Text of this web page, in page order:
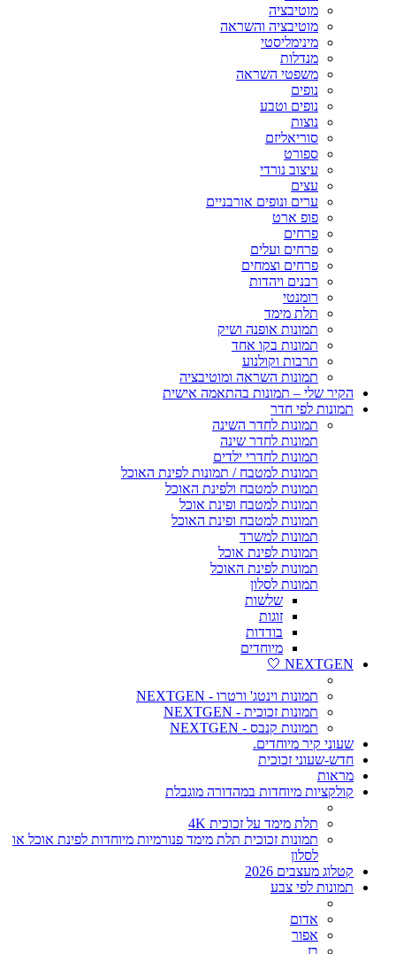
מוטיבציה
מוטיבציה והשראה
מינימליסטי
מנדלות
משפטי השראה
נופים
נופים וטבע
נוצות
סוריאליזם
ספורט
עיצוב נורדי
עצים
ערים ונופים אורבניים
פופ ארט
פרחים
פרחים ועלים
פרחים וצמחים
רבנים ויהדות
רומנטי
תלת מימד
תמונות אופנה ושיק
תמונות בקו אחד
תרבות וקולנוע
תמונות השראה ומוטיבציה
הקיר שלי – תמונות בהתאמה אישית
תמונות לפי חדר
תמונות לחדר השינה
תמונות לחדר שינה
תמונות לחדרי ילדים
תמונות למטבח / תמונות לפינת האוכל
תמונות למטבח ולפינת האוכל
תמונות למטבח ופינת אוכל
תמונות למטבח ופינת האוכל
תמונות למשרד
תמונות לפינת אוכל
תמונות לפינת האוכל
תמונות לסלון
שלשות
זוגות
בודדות
מיוחדים
NEXTGEN 🤍
תמונות וינטג' ורטרו - NEXTGEN
תמונות זכוכית - NEXTGEN
תמונות קנבס - NEXTGEN
שעוני קיר מיוחדים.
חדש-שעוני זכוכית
מראות
קולקציות מיוחדות במהדורה מוגבלת
תלת מימד על זכוכית 4K
תמונות זכוכית תלת מימד פנורמיות מיוחדות לפינת אוכל או
לסלון
קטלוג מעצבים 2026
תמונות לפי צבע
אדום
אפור
בז